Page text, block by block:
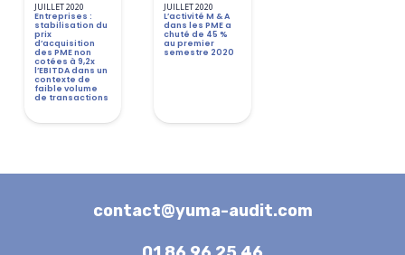
JUILLET 2020
Entreprises :
stabilisation du
prix
d’acquisition
des PME non
cotées à 9,2x
l’EBITDA dans un
contexte de
faible volume
de transactions
JUILLET 2020
L’activité M & A
dans les PME a
chuté de 45 %
au premier
semestre 2020
contact@yuma-audit.com